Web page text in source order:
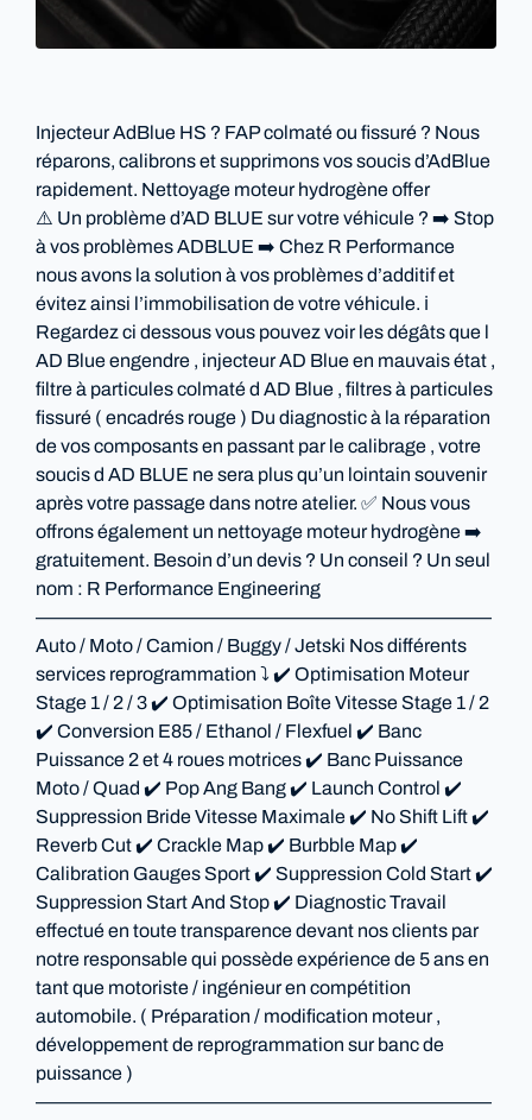
Injecteur AdBlue HS ? FAP colmaté ou fissuré ? Nous
réparons, calibrons et supprimons vos soucis d’AdBlue
rapidement. Nettoyage moteur hydrogène offer
⚠️ Un problème d’AD BLUE sur votre véhicule ? ➡️ Stop
à vos problèmes ADBLUE ➡️ Chez R Performance
nous avons la solution à vos problèmes d’additif et
évitez ainsi l’immobilisation de votre véhicule. ℹ️
Regardez ci dessous vous pouvez voir les dégâts que l
AD Blue engendre , injecteur AD Blue en mauvais état ,
filtre à particules colmaté d AD Blue , filtres à particules
fissuré ( encadrés rouge ) Du diagnostic à la réparation
de vos composants en passant par le calibrage , votre
soucis d AD BLUE ne sera plus qu’un lointain souvenir
après votre passage dans notre atelier. ✅ Nous vous
offrons également un nettoyage moteur hydrogène ➡️
gratuitement. Besoin d’un devis ? Un conseil ? Un seul
nom : R Performance Engineering
————————————————————————
Auto / Moto / Camion / Buggy / Jetski Nos différents
services reprogrammation ⤵️ ✔️ Optimisation Moteur
Stage 1 / 2 / 3 ✔️ Optimisation Boîte Vitesse Stage 1 / 2
✔️ Conversion E85 / Ethanol / Flexfuel ✔️ Banc
Puissance 2 et 4 roues motrices ✔️ Banc Puissance
Moto / Quad ✔️ Pop Ang Bang ✔️ Launch Control ✔️
Suppression Bride Vitesse Maximale ✔️ No Shift Lift ✔️
Reverb Cut ✔️ Crackle Map ✔️ Burbble Map ✔️
Calibration Gauges Sport ✔️ Suppression Cold Start ✔️
Suppression Start And Stop ✔️ Diagnostic Travail
effectué en toute transparence devant nos clients par
notre responsable qui possède expérience de 5 ans en
tant que motoriste / ingénieur en compétition
automobile. ( Préparation / modification moteur ,
développement de reprogrammation sur banc de
puissance )
————————————————————————